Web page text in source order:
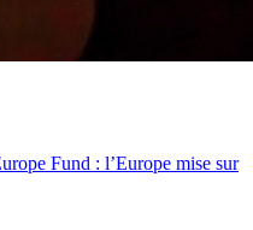
Fund : l’Europe mise sur